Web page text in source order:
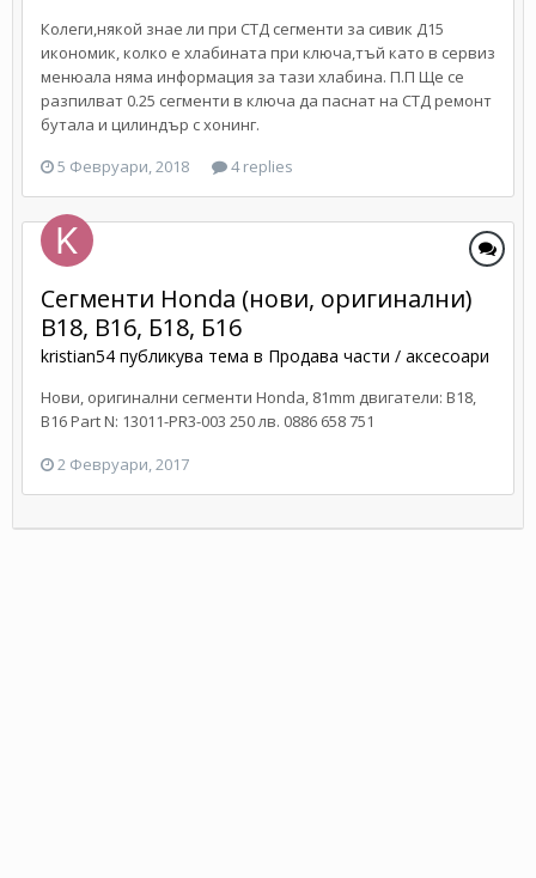
Колеги,някой знае ли при СТД сегменти за сивик Д15
икономик, колко е хлабината при ключа,тъй като в сервиз
менюала няма информация за тази хлабина. П.П Ще се
разпилват 0.25 сегменти в ключа да паснат на СТД ремонт
бутала и цилиндър с хонинг.
5 Февруари, 2018
4 replies
Сегменти Honda (нови, оригинални)
B18, B16, Б18, Б16
kristian54 публикува тема в Продава части / аксесоари
Нови, оригинални сегменти Honda, 81mm двигатели: B18,
B16 Part N: 13011-PR3-003 250 лв. 0886 658 751
2 Февруари, 2017